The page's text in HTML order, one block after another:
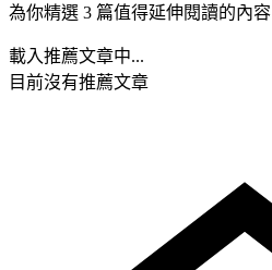
為你精選 3 篇值得延伸閱讀的內容
載入推薦文章中...
目前沒有推薦文章